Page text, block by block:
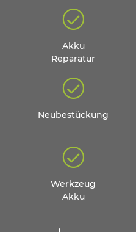
Akku
Reparatur
Neubestückung
Werkzeug
Akku